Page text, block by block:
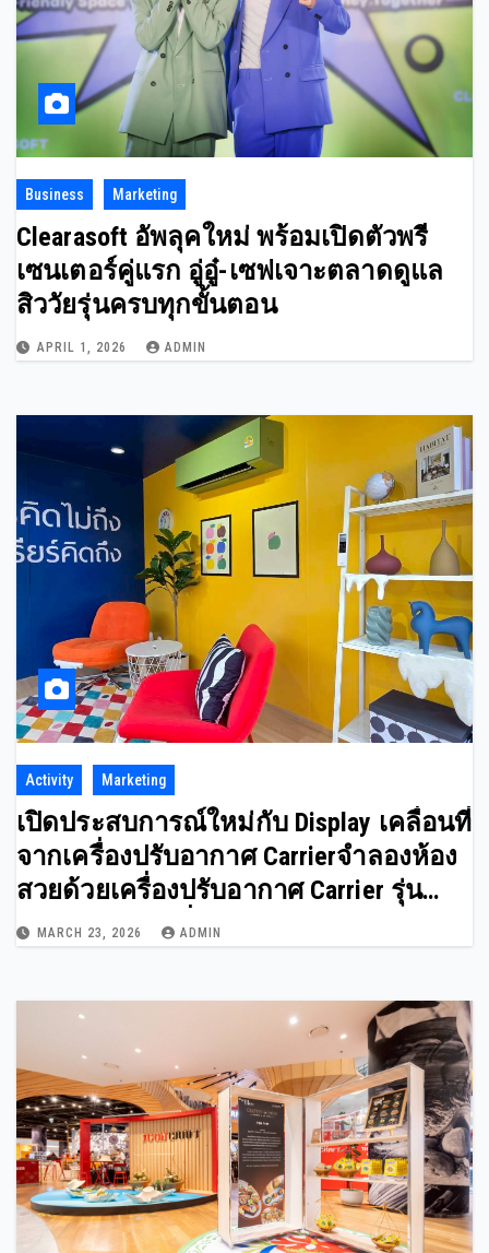
Business Marketing
Clearasoft อัพลุคใหม่ พร้อมเปิดตัวพรี
เซนเตอร์คู่แรก อู่อู๋-เซฟเจาะตลาดดูแล
สิววัยรุ่นครบทุกขั้นตอน
APRIL 1, 2026 ADMIN
Activity Marketing
เปิดประสบการณ์ใหม่กับ Display เคลื่อนที่
จากเครื่องปรับอากาศ Carrierจำลองห้อง
สวยด้วยเครื่องปรับอากาศ Carrier รุ่น
XInverter Plus ที่มีสีสันสดใส ไม่เหมือน
MARCH 23, 2026 ADMIN